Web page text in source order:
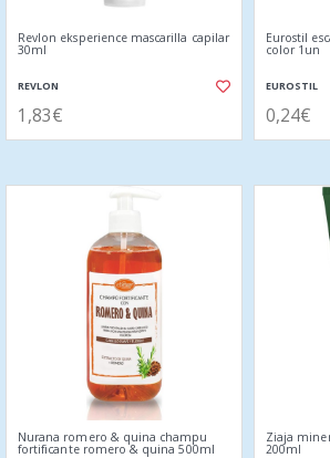
Revlon eksperience mascarilla capilar
30ml
REVLON
1,83€
Eurostil
color 1un
EUROSTIL
0,24€
Nurana romero & quina champu
fortificante romero & quina 500ml
Ziaja
200ml